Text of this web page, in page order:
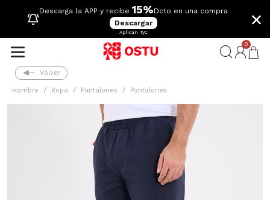
Descarga la APP y recibe 15%Dcto en una compra
Descargar
Aplican TyC
×
0
Volver
Hombre Ropa Pantalones Pantalones